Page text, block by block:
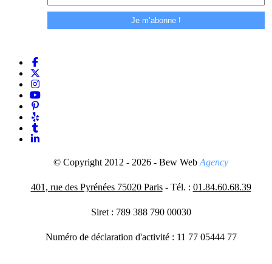
© Copyright 2012 - 2026 - Bew Web Agency
401, rue des Pyrénées 75020 Paris- Tél. : 01.84.60.68.39
Siret : 789 388 790 00030
Numéro de déclaration d'activité : 11 77 05444 77